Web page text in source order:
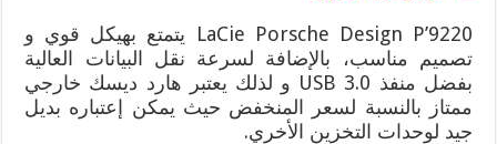
LaCie Porsche Design P’9220 يتمتع بهيكل قوي و
تصميم مناسب، بالإضافة لسرعة نقل البيانات العالية
بفضل منفذ USB 3.0 و لذلك يعتبر هارد ديسك خارجي
ممتاز بالنسبة لسعر المنخفض حيث يمكن إعتباره بديل
جيد لوحدات التخزين الأخري.